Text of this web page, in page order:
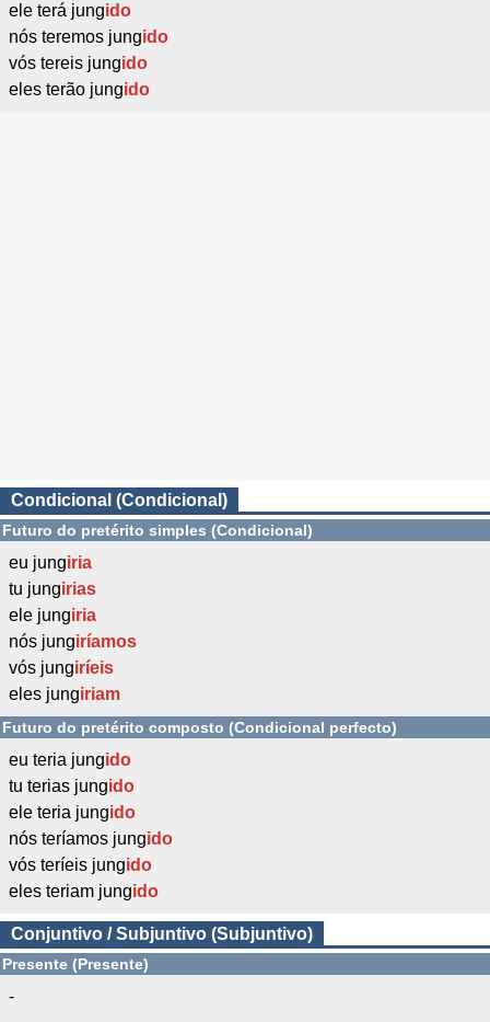
ele terá jungido
nós teremos jungido
vós tereis jungido
eles terão jungido
Condicional (Condicional)
Futuro do pretérito simples (Condicional)
eu jungiria
tu jungirias
ele jungiria
nós jungiríamos
vós jungiríeis
eles jungiriam
Futuro do pretérito composto (Condicional perfecto)
eu teria jungido
tu terias jungido
ele teria jungido
nós teríamos jungido
vós teríeis jungido
eles teriam jungido
Conjuntivo / Subjuntivo (Subjuntivo)
Presente (Presente)
-